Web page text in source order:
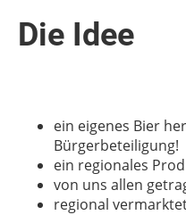
Die Idee
ein eigenes Bier
Bürgerbeteiligung!
ein regionales
von uns allen
regional